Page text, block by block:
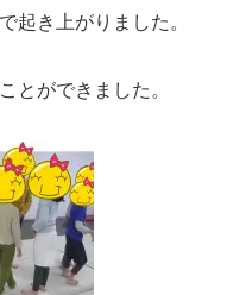
起き上がりました。
とができました。